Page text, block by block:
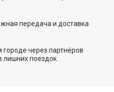
передача и доставка
через партнёров
лишних поездок